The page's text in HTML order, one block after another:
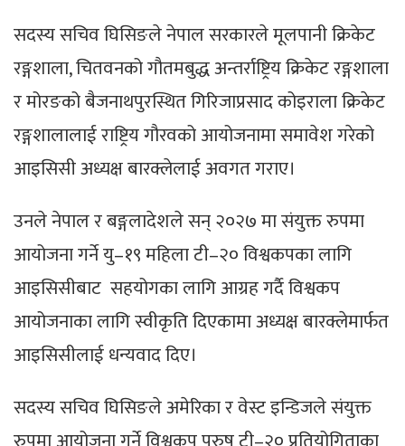
सदस्य सचिव घिसिङले नेपाल सरकारले मूलपानी क्रिकेट
रङ्गशाला, चितवनको गौतमबुद्ध अन्तर्राष्ट्रिय क्रिकेट रङ्गशाला
र मोरङको बैजनाथपुरस्थित गिरिजाप्रसाद कोइराला क्रिकेट
रङ्गशालालाई राष्ट्रिय गौरवको आयोजनामा समावेश गरेको
आइसिसी अध्यक्ष बारक्लेलाई अवगत गराए।
उनले नेपाल र बङ्गलादेशले सन् २०२७ मा संयुक्त रुपमा
आयोजना गर्ने यु–१९ महिला टी–२० विश्वकपका लागि
आइसिसीबाट सहयोगका लागि आग्रह गर्दै विश्वकप
आयोजनाका लागि स्वीकृति दिएकामा अध्यक्ष बारक्लेमार्फत
आइसिसीलाई धन्यवाद दिए।
सदस्य सचिव घिसिङले अमेरिका र वेस्ट इन्डिजले संयुक्त